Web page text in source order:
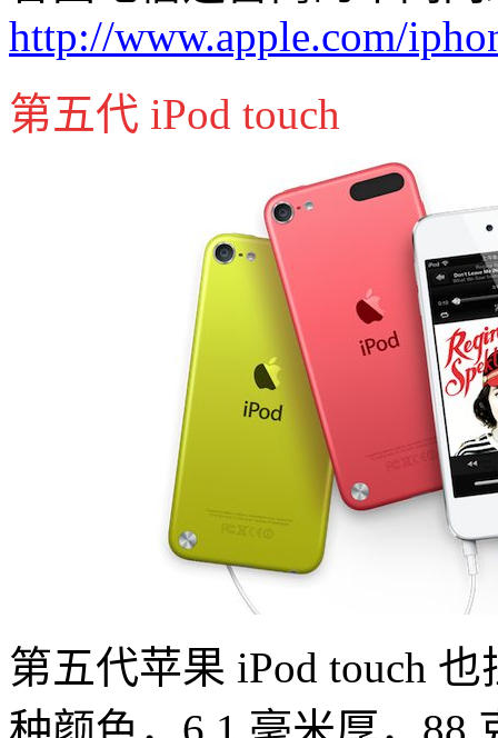
http://www.apple.com/
第五代 iPod touch
第五代苹果 iPod touch